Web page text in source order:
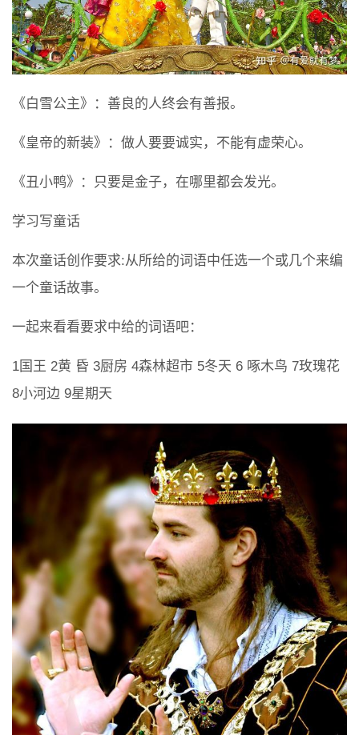
《白雪公主》：善良的人终会有善报。
《皇帝的新装》：做人要要诚实，不能有虚荣心。
《丑小鸭》：只要是金子，在哪里都会发光。
学习写童话
本次童话创作要求:从所给的词语中任选一个或几个来编
一个童话故事。
一起来看看要求中给的词语吧：
1国王 2黄 昏 3厨房 4森林超市 5冬天 6 啄木鸟 7玫瑰花
8小河边 9星期天